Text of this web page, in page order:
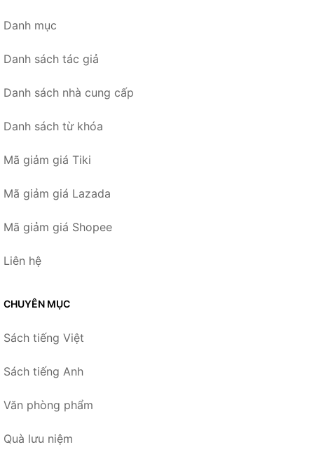
Danh mục
Danh sách tác giả
Danh sách nhà cung cấp
Danh sách từ khóa
Mã giảm giá Tiki
Mã giảm giá Lazada
Mã giảm giá Shopee
Liên hệ
CHUYÊN MỤC
Sách tiếng Việt
Sách tiếng Anh
Văn phòng phẩm
Quà lưu niệm